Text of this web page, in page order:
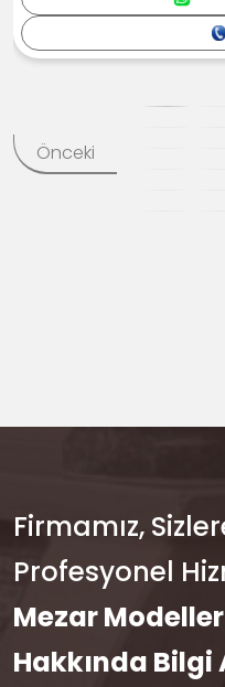
Önceki
Firmamız,
Profesyonel
Mezar
Hakkında